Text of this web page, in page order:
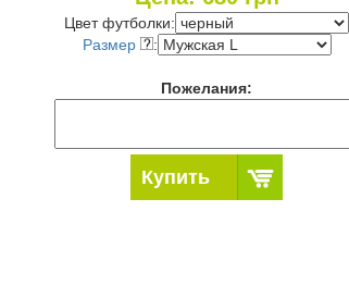
Цвет футболки:
Размер
:
Пожелания:
Купить